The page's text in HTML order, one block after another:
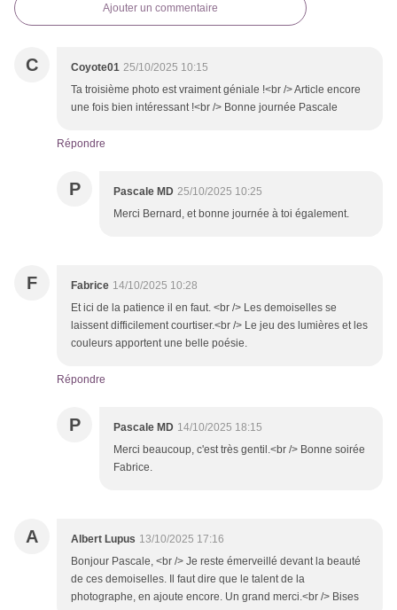
Ajouter un commentaire
C Coyote01 25/10/2025 10:15
Ta troisième photo est vraiment géniale !<br /> Article encore
une fois bien intéressant !<br /> Bonne journée Pascale
Répondre
P Pascale MD 25/10/2025 10:25
Merci Bernard, et bonne journée à toi également.
F Fabrice 14/10/2025 10:28
Et ici de la patience il en faut. <br /> Les demoiselles se
laissent difficilement courtiser.<br /> Le jeu des lumières et les
couleurs apportent une belle poésie.
Répondre
P Pascale MD 14/10/2025 18:15
Merci beaucoup, c'est très gentil.<br /> Bonne soirée
Fabrice.
A Albert Lupus 13/10/2025 17:16
Bonjour Pascale, <br /> Je reste émerveillé devant la beauté
de ces demoiselles. Il faut dire que le talent de la
photographe, en ajoute encore. Un grand merci.<br /> Bises